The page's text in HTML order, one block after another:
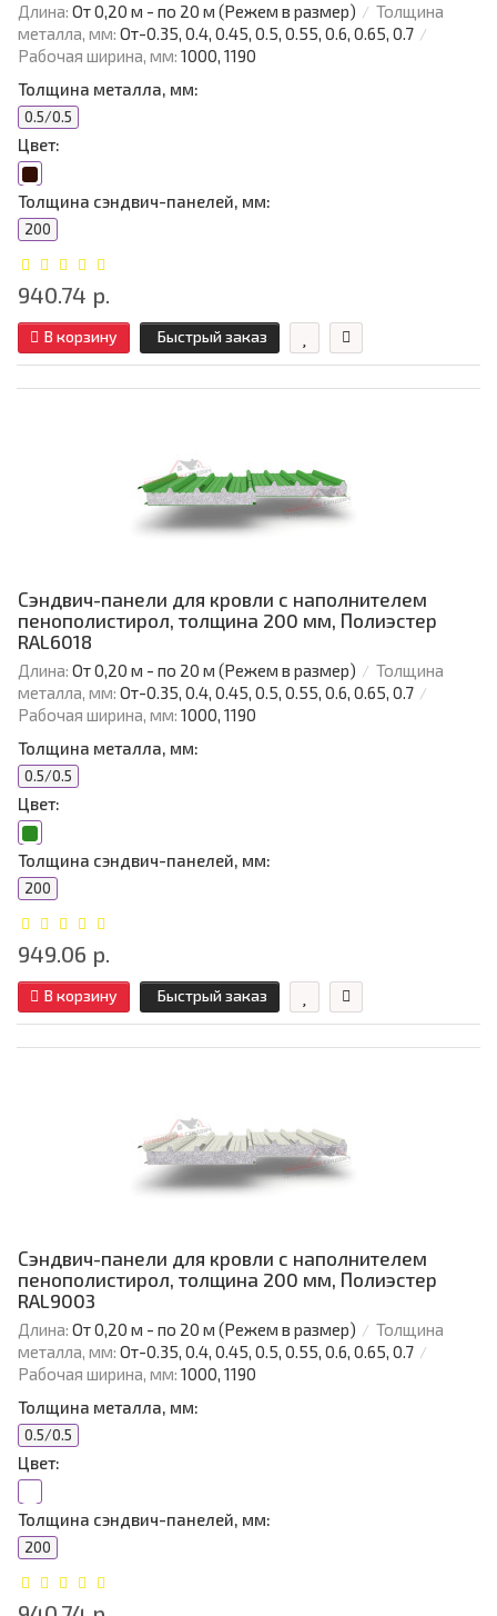
Длина: От 0,20 м - по 20 м (Режем в размер)
Толщина
металла, мм: От-0.35, 0.4, 0.45, 0.5, 0.55, 0.6, 0.65, 0.7
Рабочая ширина, мм: 1000, 1190
Толщина металла, мм:
0.5/0.5
Цвет:
Толщина сэндвич-панелей, мм:
200
940.74 р.
В корзину Быстрый заказ
Сэндвич-панели для кровли с наполнителем
пенополистирол, толщина 200 мм, Полиэстер
RAL6018
Длина: От 0,20 м - по 20 м (Режем в размер)
Толщина
металла, мм: От-0.35, 0.4, 0.45, 0.5, 0.55, 0.6, 0.65, 0.7
Рабочая ширина, мм: 1000, 1190
Толщина металла, мм:
0.5/0.5
Цвет:
Толщина сэндвич-панелей, мм:
200
949.06 р.
В корзину Быстрый заказ
Сэндвич-панели для кровли с наполнителем
пенополистирол, толщина 200 мм, Полиэстер
RAL9003
Длина: От 0,20 м - по 20 м (Режем в размер)
Толщина
металла, мм: От-0.35, 0.4, 0.45, 0.5, 0.55, 0.6, 0.65, 0.7
Рабочая ширина, мм: 1000, 1190
Толщина металла, мм:
0.5/0.5
Цвет:
Толщина сэндвич-панелей, мм:
200